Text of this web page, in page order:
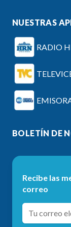
NUESTRAS
RADIO
BOLETÍN DE
Recibe las
correo